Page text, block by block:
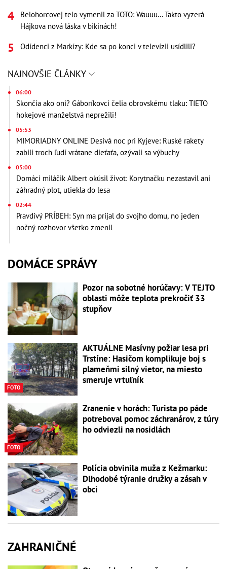
Belohorcovej telo vymenil za TOTO: Wauuu... Takto vyzerá
Hájkova nová láska v bikinách!
Odídenci z Markízy: Kde sa po konci v televízii usídlili?
NAJNOVŠIE ČLÁNKY
06:00
Skončia ako oni? Gáboríkovci čelia obrovskému tlaku: TIETO
hokejové manželstvá neprežili!
05:53
MIMORIADNY ONLINE Desivá noc pri Kyjeve: Ruské rakety
zabili troch ľudí vrátane dieťaťa, ozývali sa výbuchy
05:00
Domáci miláčik Albert okúsil život: Korytnačku nezastavil ani
záhradný plot, utiekla do lesa
02:44
Pravdivý PRÍBEH: Syn ma prijal do svojho domu, no jeden
nočný rozhovor všetko zmenil
DOMÁCE SPRÁVY
Pozor na sobotné horúčavy: V TEJTO
oblasti môže teplota prekročiť 33
stupňov
FOTO
AKTUÁLNE Masívny požiar lesa pri
Trstíne: Hasičom komplikuje boj s
plameňmi silný vietor, na miesto
smeruje vrtuľník
FOTO
Zranenie v horách: Turista po páde
potreboval pomoc záchranárov, z túry
ho odviezli na nosidlách
Polícia obvinila muža z Kežmarku:
Dlhodobé týranie družky a zásah v
obci
ZAHRANIČNÉ